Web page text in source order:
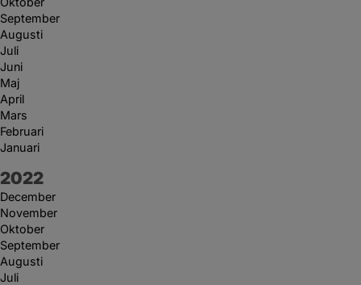
September
Augusti
Juli
Juni
Maj
April
Mars
Februari
Januari
År:
2022
December
November
Oktober
September
Augusti
Juli